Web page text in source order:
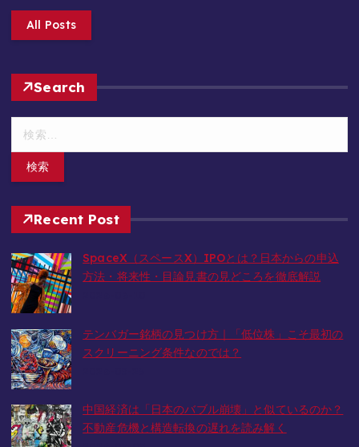
All Posts
Search
Recent Post
SpaceX（スペースX）IPOとは？日本からの申込
方法・将来性・目論見書の見どころを徹底解説
テンバガー銘柄の見つけ方｜「低位株」こそ最初の
スクリーニング条件なのでは？
中国経済は「日本のバブル崩壊」と似ているのか？
不動産危機と構造転換の遅れを読み解く